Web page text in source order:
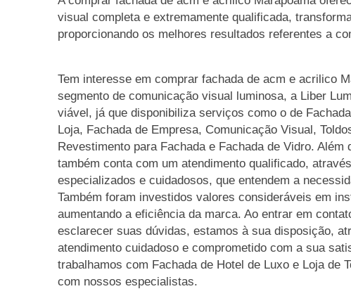
visual completa e extremamente qualificada,
proporcionando os melhores resultados referentes a
Tem interesse em comprar fachada de acm e acrilico
segmento de comunicação visual luminosa, a Liber
viável, já que disponibiliza serviços como o de
Loja, Fachada de Empresa, Comunicação Visual,
Revestimento para Fachada e Fachada de Vidro. Além
também conta com um atendimento qualificado,
especializados e cuidadosos, que entendem a
Também foram investidos valores consideráveis em
aumentando a eficiência da marca. Ao entrar em
esclarecer suas dúvidas, estamos à sua disposição,
atendimento cuidadoso e comprometido com a sua
trabalhamos com Fachada de Hotel de Luxo e Loja de
com nossos especialistas.